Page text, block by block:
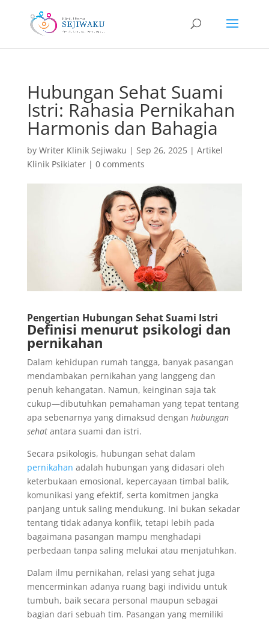
Hubungan Sehat Suami
Istri: Rahasia Pernikahan
Harmonis dan Bahagia
by Writer Klinik Sejiwaku | Sep 26, 2025| Artikel
Klinik Psikiater| 0 comments
Pengertian Hubungan Sehat Suami Istri
Definisi menurut psikologi dan
pernikahan
Dalam kehidupan rumah tangga, banyak pasangan
mendambakan pernikahan yang langgeng dan
penuh kehangatan. Namun, keinginan saja tak
cukup—dibutuhkan pemahaman yang tepat tentang
apa sebenarnya yang dimaksud dengan hubungan
sehatantara suami dan istri.
Secara psikologis, hubungan sehat dalam
pernikahan adalah hubungan yang didasari oleh
keterbukaan emosional, kepercayaan timbal balik,
komunikasi yang efektif, serta komitmen jangka
panjang untuk saling mendukung. Ini bukan sekadar
tentang tidak adanya konflik, tetapi lebih pada
bagaimana pasangan mampu menghadapi
perbedaan tanpa saling melukai atau menjatuhkan.
Dalam ilmu pernikahan, relasi yang sehat juga
mencerminkan adanya ruang bagi individu untuk
tumbuh, baik secara personal maupun sebagai
bagian dari sebuah tim. Pasangan yang memiliki